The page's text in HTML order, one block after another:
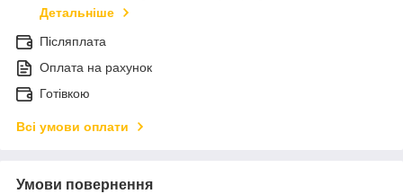
Детальніше
Післяплата
Оплата на рахунок
Готівкою
Всі умови оплати
Умови повернення